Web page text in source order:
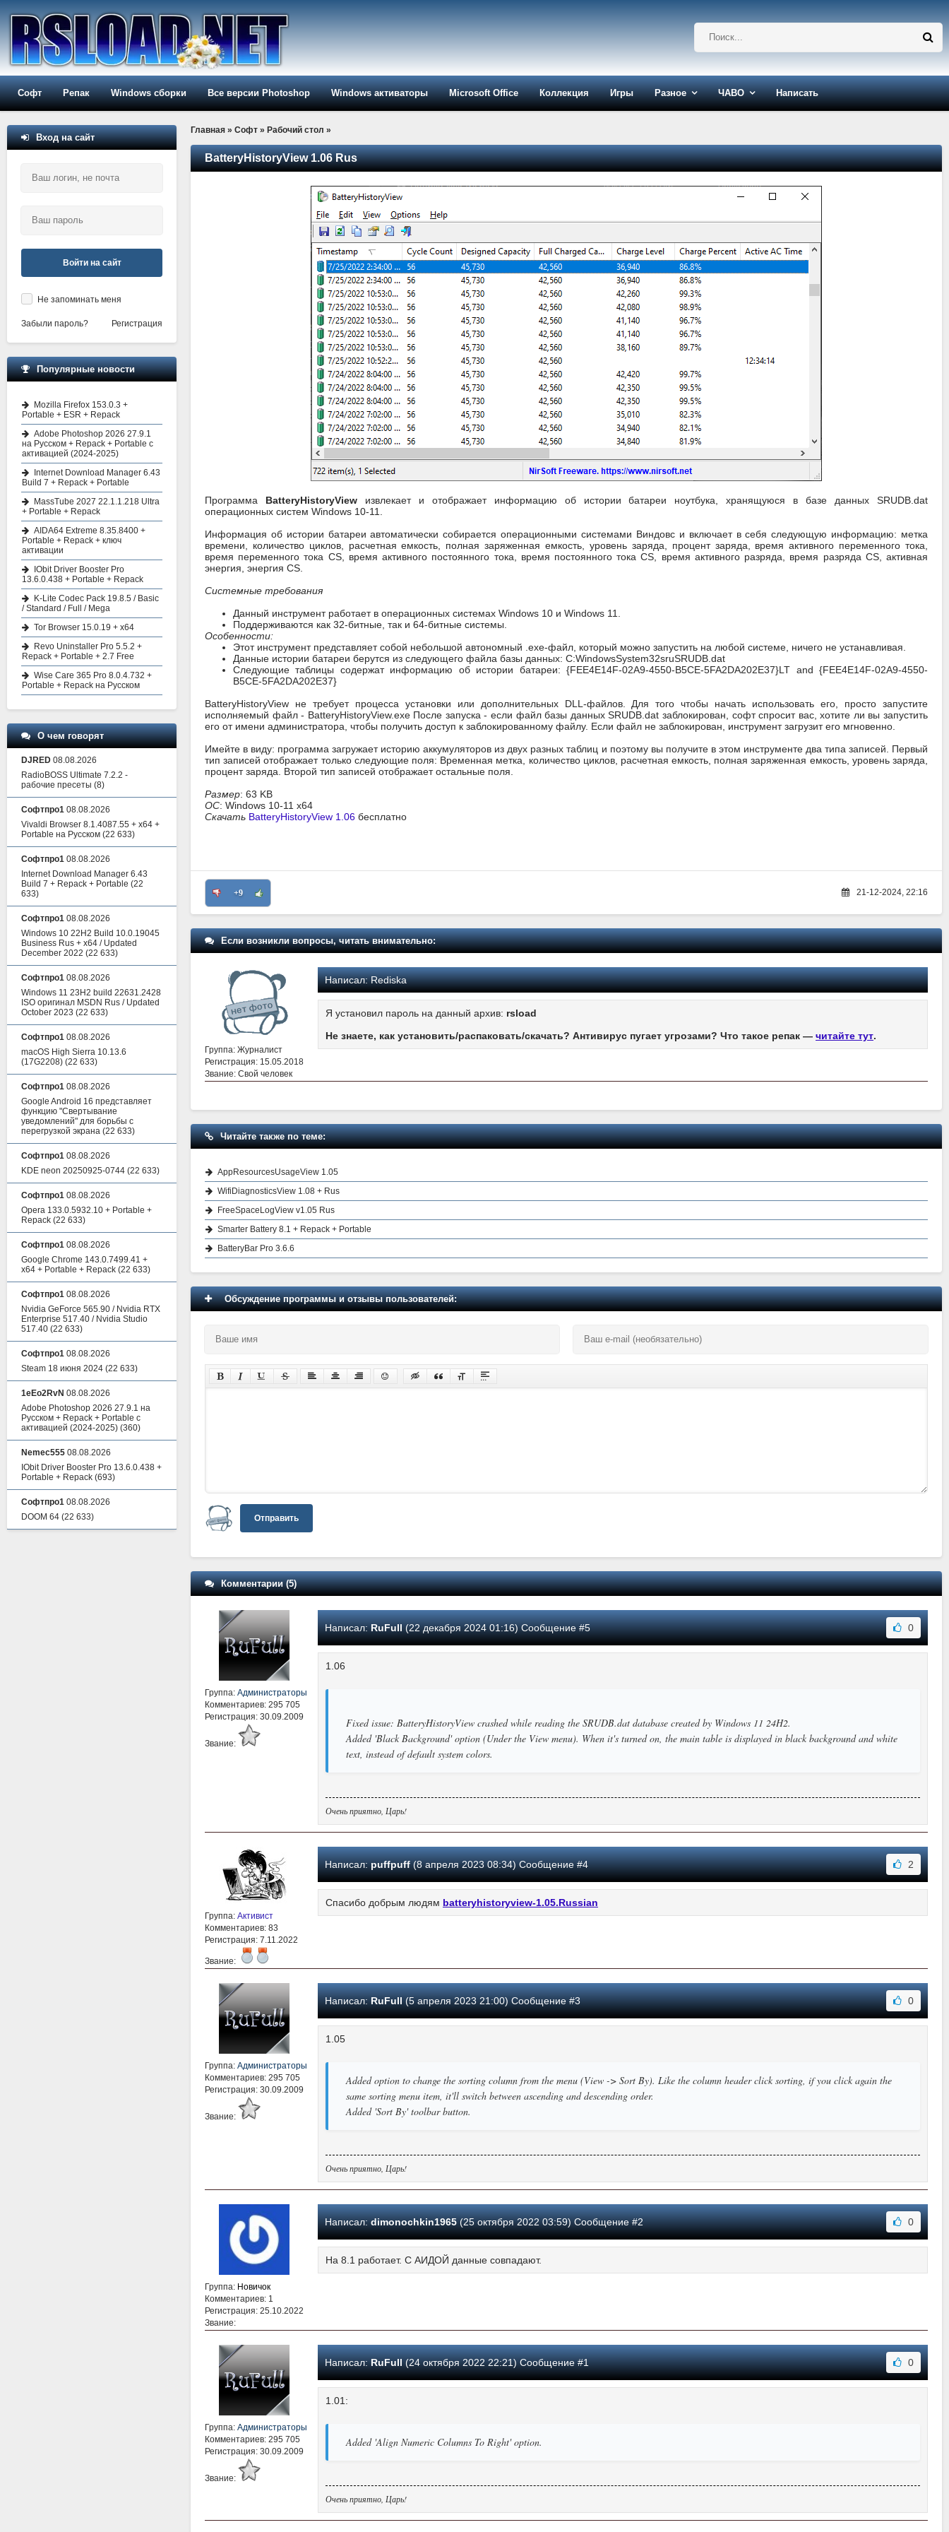
Софт Репак Windows сборки Все версии Photoshop Windows активаторы Microsoft Office Коллекция Игры Разное ЧАВО Написать
Главная » Софт » Рабочий стол »
BatteryHistoryView 1.06 Rus
Программа BatteryHistoryViewизвлекает и отображает информацию об истории батареи ноутбука, хранящуюся в базе данных SRUDB.dat
операционных систем Windows 10-11.
Информация об истории батареи автоматически собирается операционными системами Виндовс и включает в себя следующую информацию: метка
времени, количество циклов, расчетная емкость, полная заряженная емкость, уровень заряда, процент заряда, время активного переменного тока,
время переменного тока CS, время активного постоянного тока, время постоянного тока CS, время активного разряда, время разряда CS, активная
энергия, энергия CS.
Системные требования
Данный инструмент работает в операционных системах Windows 10 и Windows 11.
Поддерживаются как 32-битные, так и 64-битные системы.
Особенности:
Этот инструмент представляет собой небольшой автономный .exe-файл, который можно запустить на любой системе, ничего не устанавливая.
Данные истории батареи берутся из следующего файла базы данных: C:WindowsSystem32sruSRUDB.dat
Следующие таблицы содержат информацию об истории батареи: {FEE4E14F-02A9-4550-B5CE-5FA2DA202E37}LT and {FEE4E14F-02A9-4550-
B5CE-5FA2DA202E37}
BatteryHistoryView не требует процесса установки или дополнительных DLL-файлов. Для того чтобы начать использовать его, просто запустите
исполняемый файл - BatteryHistoryView.exe После запуска - если файл базы данных SRUDB.dat заблокирован, софт спросит вас, хотите ли вы запустить
его от имени администратора, чтобы получить доступ к заблокированному файлу. Если файл не заблокирован, инструмент загрузит его мгновенно.
Имейте в виду: программа загружает историю аккумуляторов из двух разных таблиц и поэтому вы получите в этом инструменте два типа записей. Первый
тип записей отображает только следующие поля: Временная метка, количество циклов, расчетная емкость, полная заряженная емкость, уровень заряда,
процент заряда. Второй тип записей отображает остальные поля.
Размер: 63 KB
ОС: Windows 10-11 x64
Скачать BatteryHistoryView 1.06 бесплатно
+9 21-12-2024, 22:16
Если возникли вопросы, читать внимательно:
Группа: Журналист
Регистрация: 15.05.2018
Звание: Свой человек
Написал:Rediska
Я установил пароль на данный архив: rsload
Не знаете, как установить/распаковать/скачать? Антивирус пугает угрозами? Что такое репак — читайте тут.
Читайте также по теме:
AppResourcesUsageView 1.05
WifiDiagnosticsView 1.08 + Rus
FreeSpaceLogView v1.05 Rus
Smarter Battery 8.1 + Repack + Portable
BatteryBar Pro 3.6.6
Обсуждение программы и отзывы пользователей:
Отправить
Комментарии (5)
Группа: Администраторы
Комментариев: 295 705
Регистрация: 30.09.2009
Звание:
Написал: RuFull(22 декабря 2024 01:16) Сообщение #5 0
1.06
Fixed issue: BatteryHistoryView crashed while reading the SRUDB.dat database created by Windows 11 24H2.
Added 'Black Background' option (Under the View menu). When it's turned on, the main table is displayed in black background and white
text, instead of default system colors.
Очень приятно, Царь!
Группа: Активист
Комментариев: 83
Регистрация: 7.11.2022
Звание:
Написал: puffpuff(8 апреля 2023 08:34) Сообщение #4 2
Спасибо добрым людям batteryhistoryview-1.05.Russian
Группа: Администраторы
Комментариев: 295 705
Регистрация: 30.09.2009
Звание:
Написал: RuFull(5 апреля 2023 21:00) Сообщение #3 0
1.05
Added option to change the sorting column from the menu (View -> Sort By). Like the column header click sorting, if you click again the
same sorting menu item, it'll switch between ascending and descending order.
Added 'Sort By' toolbar button.
Очень приятно, Царь!
Группа: Новичок
Комментариев: 1
Регистрация: 25.10.2022
Звание:
Написал: dimonochkin1965(25 октября 2022 03:59) Сообщение #2 0
На 8.1 работает. С АИДОЙ данные совпадают.
Группа: Администраторы
Комментариев: 295 705
Регистрация: 30.09.2009
Звание:
Написал: RuFull(24 октября 2022 22:21) Сообщение #1 0
1.01:
Added 'Align Numeric Columns To Right' option.
Очень приятно, Царь!
Вход на сайт
Войти на сайт
Не запоминать меня
Забыли пароль? Регистрация
Популярные новости
Mozilla Firefox 153.0.3 +
Portable + ESR + Repack
Adobe Photoshop 2026 27.9.1
на Русском + Repack + Portable с
активацией (2024-2025)
Internet Download Manager 6.43
Build 7 + Repack + Portable
MassTube 2027 22.1.1.218 Ultra
+ Portable + Repack
AIDA64 Extreme 8.35.8400 +
Portable + Repack + ключ
активации
IObit Driver Booster Pro
13.6.0.438 + Portable + Repack
K-Lite Codec Pack 19.8.5 / Basic
/ Standard / Full / Mega
Tor Browser 15.0.19 + x64
Revo Uninstaller Pro 5.5.2 +
Repack + Portable + 2.7 Free
Wise Care 365 Pro 8.0.4.732 +
Portable + Repack на Русском
О чем говорят
DJRED 08.08.2026
RadioBOSS Ultimate 7.2.2 -
рабочие пресеты (8)
Софтпро1 08.08.2026
Vivaldi Browser 8.1.4087.55 + x64 +
Portable на Русском (22 633)
Софтпро1 08.08.2026
Internet Download Manager 6.43
Build 7 + Repack + Portable (22
633)
Софтпро1 08.08.2026
Windows 10 22H2 Build 10.0.19045
Business Rus + x64 / Updated
December 2022 (22 633)
Софтпро1 08.08.2026
Windows 11 23H2 build 22631.2428
ISO оригинал MSDN Rus / Updated
October 2023 (22 633)
Софтпро1 08.08.2026
macOS High Sierra 10.13.6
(17G2208) (22 633)
Софтпро1 08.08.2026
Google Android 16 представляет
функцию "Свертывание
уведомлений" для борьбы с
перегрузкой экрана (22 633)
Софтпро1 08.08.2026
KDE neon 20250925-0744 (22 633)
Софтпро1 08.08.2026
Opera 133.0.5932.10 + Portable +
Repack (22 633)
Софтпро1 08.08.2026
Google Chrome 143.0.7499.41 +
x64 + Portable + Repack (22 633)
Софтпро1 08.08.2026
Nvidia GeForce 565.90 / Nvidia RTX
Enterprise 517.40 / Nvidia Studio
517.40 (22 633)
Софтпро1 08.08.2026
Steam 18 июня 2024 (22 633)
1eEo2RvN 08.08.2026
Adobe Photoshop 2026 27.9.1 на
Русском + Repack + Portable с
активацией (2024-2025) (360)
Nemec555 08.08.2026
IObit Driver Booster Pro 13.6.0.438 +
Portable + Repack (693)
Софтпро1 08.08.2026
DOOM 64 (22 633)